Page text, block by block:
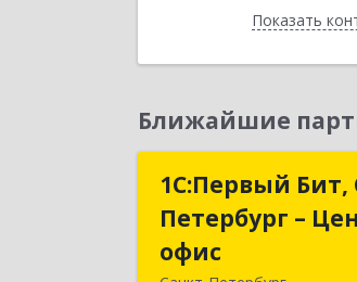
ПоказатьНазад
Ближайшие
1С:Первый Бит,
Петербург –
офис
1С:Первый
Петербург –